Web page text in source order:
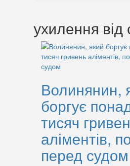
ухилення від
Волинянин,
боргує
тисяч
аліментів,
перед судом